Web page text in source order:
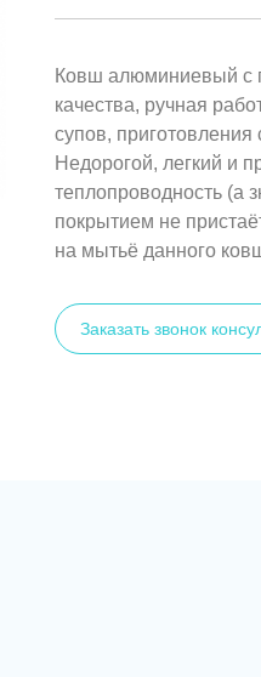
Ковш алюминиевый с
качества, ручная
супов,
Недорогой, легкий и
теплопроводность (а
покрытием не
на мытьё данного
Заказать звонок